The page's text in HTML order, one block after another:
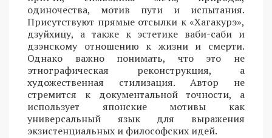
одиночества, мотив пути и испытания.
Присутствуют прямые отсылки к «Хагакурэ»,
дзуйхицу, а также к эстетике ваби-саби и
дзэнскому отношению к жизни и смерти.
Однако важно понимать, что это не
этнографическая реконструкция, а
художественная стилизация. Автор не
стремится к документальной точности, а
использует японские мотивы как
универсальный язык для выражения
экзистенциальных и философских идей.